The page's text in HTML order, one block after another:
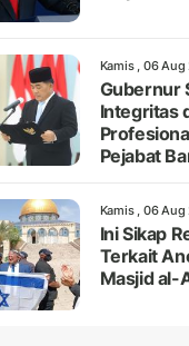
Kamis , 06
Gubernur
Integritas
Pejabat
Kamis , 06
Ini Sikap
Terkait
Masjid al-